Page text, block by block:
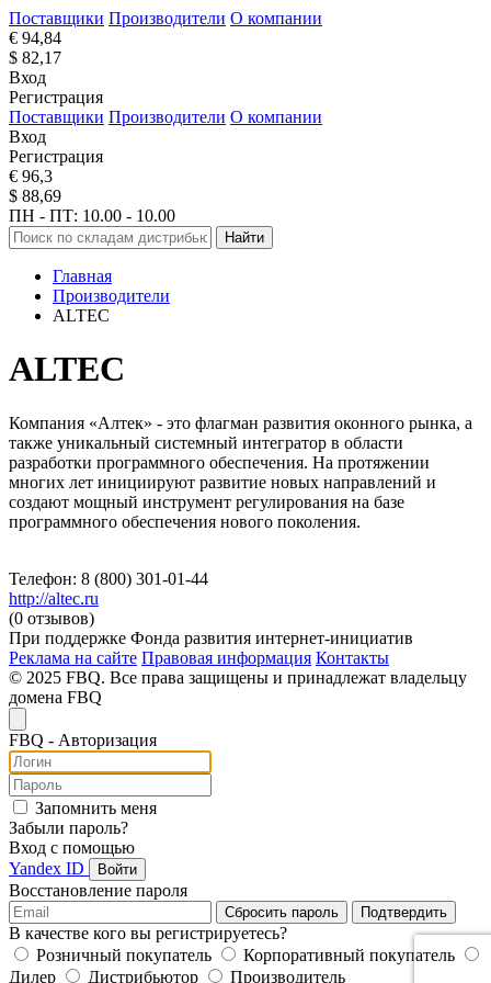
Поставщики Производители О компании
€ 94,84
$ 82,17
Вход
Регистрация
Поставщики Производители О компании
Вход
Регистрация
€ 96,3
$ 88,69
ПН - ПТ: 10.00 - 10.00
Найти
Главная
Производители
ALTEC
ALTEC
Компания «Алтек» - это флагман развития оконного рынка, а
также уникальный системный интегратор в области
разработки программного обеспечения. На протяжении
многих лет инициируют развитие новых направлений и
создают мощный инструмент регулирования на базе
программного обеспечения нового поколения.
Телефон: 8 (800) 301-01-44
http://altec.ru
(0 отзывов)
При поддержке Фонда развития интернет-инициатив
Реклама на сайте Правовая информация Контакты
© 2025 FBQ. Все права защищены и принадлежат владельцу
домена FBQ
FBQ - Авторизация
Запомнить меня
Забыли пароль?
Вход с помощью
Yandex ID
Войти
Восстановление пароля
Сбросить пароль Подтвердить
В качестве кого вы регистрируетесь?
Розничный покупатель
Корпоративный покупатель
Дилер
Дистрибьютор Производитель